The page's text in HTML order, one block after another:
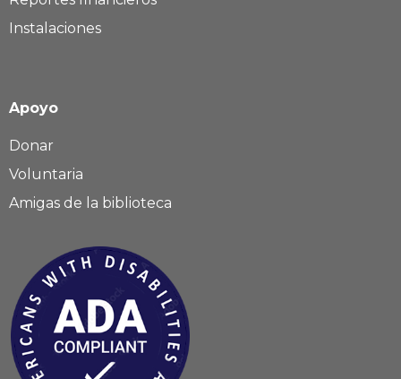
Instalaciones
Apoyo
Donar
Voluntaria
Amigas de la biblioteca